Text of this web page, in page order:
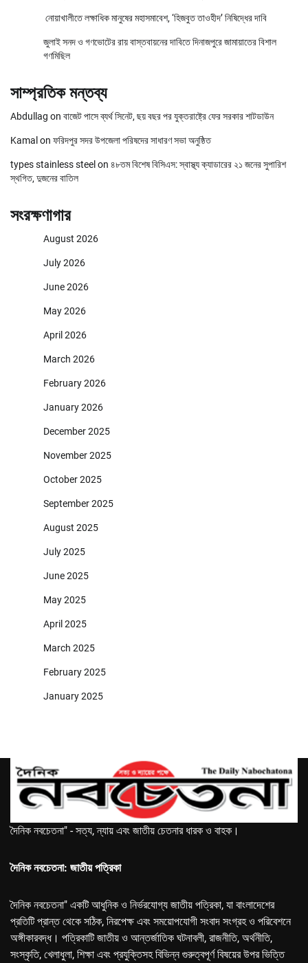
নোয়াখালীতে লক্ষাধিক মানুষের মহাসমাবেশ, ‘হিজবুত তাওহীদ’ নিষিদ্ধের দাবি
জুলাই সনদ ও গণভোটের রায় বাস্তবায়নের দাবিতে দিনাজপুরে জামায়াতের বিশাল
গণমিছিল
সাম্প্রতিক মন্তব্য
Abdullag on বাজেট পাসে ব্যর্থ সিনেট, ছয় বছর পর যুক্তরাষ্ট্রে ফের সরকার শাটডাউন
Kamal on ফরিদপুর সদর উপজেলা পরিষদের সাধারণ সভা অনুষ্ঠিত
types stainless steel on ৪৮তম বিশেষ বিসিএস: স্বাস্থ্য ক্যাডারের ২১ জনের সুপারিশ
স্থগিত, দুজনের বাতিল
সংরক্ষণাগার
August 2026
July 2026
June 2026
May 2026
April 2026
March 2026
February 2026
January 2026
December 2025
November 2025
October 2025
September 2025
August 2025
July 2025
June 2025
May 2025
April 2025
March 2025
February 2025
January 2025
দৈনিক নবচেতনা" - সত্য, ন্যায় এবং জাতীয় চেতনার ধারক ও বাহক।
দৈনিক নবচেতনা: জাতীয় পত্রিকা
দৈনিক নবচেতনা" একটি আধুনিক ও নির্ভরযোগ্য জাতীয় পত্রিকা, যা বাংলাদেশের
প্রতিটি প্রান্ত থেকে সঠিক, নিরপেক্ষ এবং সময়োপযোগী সংবাদ সংগ্রহ ও পরিবেশনে
অঙ্গীকারবদ্ধ। পত্রিকাটি জাতীয় ও আন্তর্জাতিক ঘটনাবলী, রাজনীতি, অর্থনীতি,
সংস্কৃতি, খেলাধুলা, শিক্ষা এবং প্রযুক্তিসহ বিভিন্ন গুরুত্বপূর্ণ বিষয়ের উপর ভিত্তি